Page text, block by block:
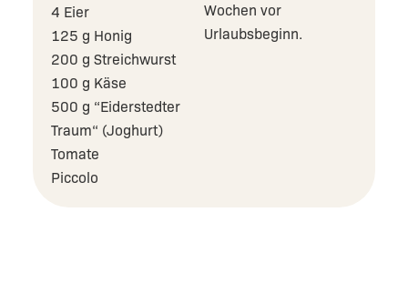
4 Eier
125 g Honig
200 g Streichwurst
100 g Käse
500 g “Eiderstedter
Traum“ (Joghurt)
Tomate
Piccolo
Wochen vor
Urlaubsbeginn.